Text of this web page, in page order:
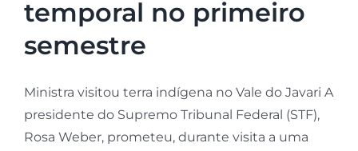
temporal no primeiro
semestre
Ministra visitou terra indígena no Vale do Javari A
presidente do Supremo Tribunal Federal (STF),
Rosa Weber, prometeu, durante visita a uma